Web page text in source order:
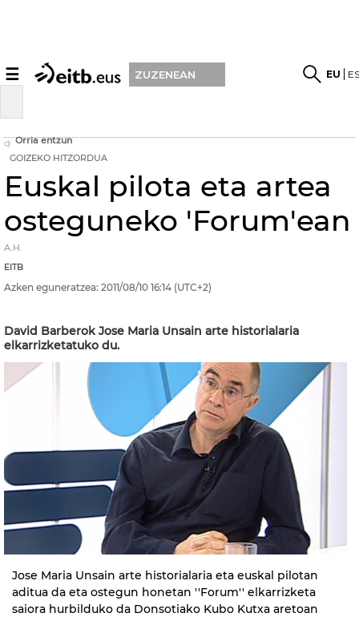
☰ ZUZENEAN EU
Orria entzun
GOIZEKO HITZORDUA
Euskal pilota eta artea
osteguneko 'Forum'ean
A.H.
EITB
Azken eguneratzea: 2011/08/10 16:14 (UTC+2)
David Barberok Jose Maria Unsain arte historialaria
elkarrizketatuko du.
Jose Maria Unsain arte historialaria eta euskal pilotan
aditua da eta ostegun honetan ''Forum'' elkarrizketa
saiora hurbilduko da Donsotiako Kubo Kutxa aretoan